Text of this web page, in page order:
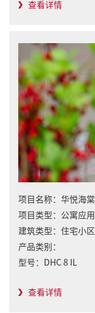
查看详情
项目名称： 华悦海棠
项目类型： 公寓应用
建筑类型： 住宅小区
产品类别：
型号：
DHC 8 IL
查看详情